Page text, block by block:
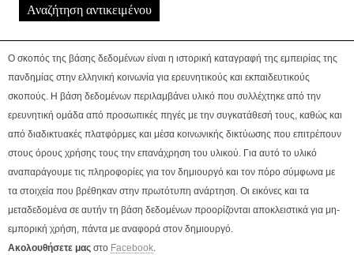
Ο σκοπός της βάσης δεδομένων είναι η ιστορική καταγραφή της εμπειρίας της
πανδημίας στην ελληνική κοινωνία για ερευνητικούς και εκπαιδευτικούς
σκοπούς. Η βάση δεδομένων περιλαμβάνει υλικό που συλλέχτηκε από την
ερευνητική ομάδα από προσωπικές πηγές με την συγκατάθεσή τους, καθώς και
από διαδικτυακές πλατφόρμες και μέσα κοινωνικής δικτύωσης που επιτρέπουν
στους όρους χρήσης τους την επανάχρηση του υλικού. Για αυτό το υλικό
αναπαράγουμε τις πληροφορίες για τον δημιουργό και τον πόρο σύμφωνα με
τα στοιχεία που βρέθηκαν στην πρωτότυπη ανάρτηση. Οι εικόνες και τα
μεταδεδομένα σε αυτήν τη βάση δεδομένων προορίζονται αποκλειστικά για μη-
εμπορική χρήση, πάντα με αναφορά στον δημιουργό.
Ακολουθήσετε μας στο Facebook